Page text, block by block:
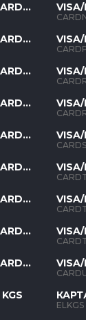
VISA/
NOK
VISA/
PLN
VISA/
RON
VISA/
RUB
VISA/
SEK
VISA/
THB
VISA/
TJS
VISA/
TYR
VISA/
UAH
ELKGS